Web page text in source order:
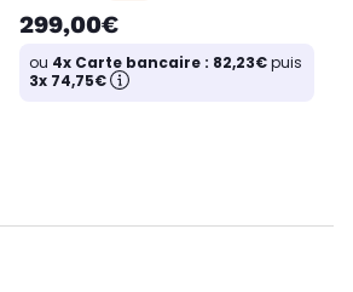
299,00€
ou 4x Carte bancaire : 82,23€puis
3x 74,75€